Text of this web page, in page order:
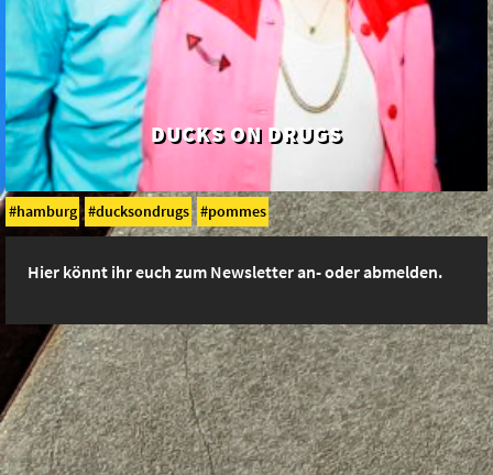
DUCKS ON DRUGS
hamburg ducksondrugs pommes
Hier könnt ihr euch zum Newsletter an- oder abmelden.